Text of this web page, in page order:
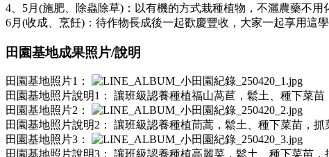
4、5月(施肥、除蟲除草)：以有機的方式栽種植物，不灑農藥不
6月(收成、烹飪)：待作物長成後一起歡慶豐收，大家一起享用這學
田園基地成果照片/說明
田園基地照片1：
田園基地照片說明1：
讓班級認養種植福山萵苣，鬆土、種下菜
田園基地照片2：
田園基地照片說明2：
讓班級認養種植茼蒿，鬆土、種下菜苗，
田園基地照片3：
田園基地照片說明3：
讓班級認養種植高麗菜，鬆土、種下菜苗